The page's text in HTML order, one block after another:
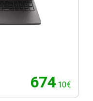
674.10€